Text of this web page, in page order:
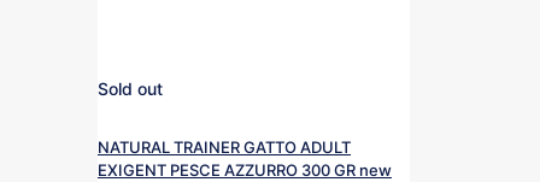
Sold out
NATURAL TRAINER GATTO ADULT
EXIGENT PESCE AZZURRO 300 GR new